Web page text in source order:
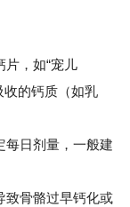
片，如“宠儿
收的钙质（如乳
日剂量，一般建
骨骼过早钙化或